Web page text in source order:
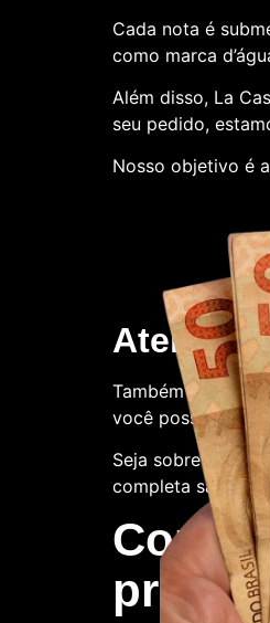
Cada nota é
como marca
Além disso, La
seu pedido,
Nosso objetivo é
Também
você possa ter.
Seja sobre o
completa